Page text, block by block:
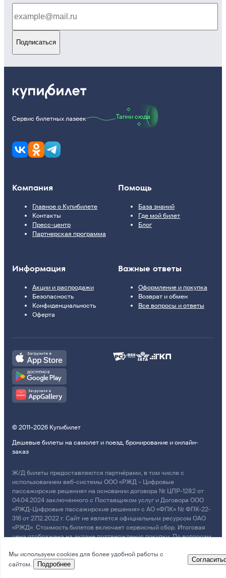
Подписаться
Сервис билетных лазеек Тапни сюда
Компания
Главное о Купибилете
Контакты
Пресс-центр
Партнерская программа
Помощь
База знаний
Где мой билет
Блог
Информация
Акции и распродажи
Безопасность
Конфиденциальность
Оферта
Важные ответы
Оформление и покупка
Возврат и обмен
Все вопросы и ответы
© 2011–2026 Купибилет
Дешевые билеты на самолет и поезд, бронирование и онлайн-
заказ
Ж/Д билеты предоставляются партнёрами, в том числе с
использованием веб-системы ООО «РЖД – Цифровые
пассажирские решения» на основании договора № ЦПР-1282 от
04.04.2024 заключенного с Поставщиком услуг и Договора ООО
«РЖД-Цифровые пассажирские решения» с АО «ФПК» № ФПК-22-
316 от 27.12.2022 г. Сайт не является официальным ресурсом ОАО
«РЖД». Стоимость билетов включает сервисный сбор. Итоговая
цена отображена на экране подтверждения покупки. По вопросам
возмещении убытков просим обращаться в Службу Заботы.
Мы используем cookies для более удобной работы с
сайтом.
Подробнее